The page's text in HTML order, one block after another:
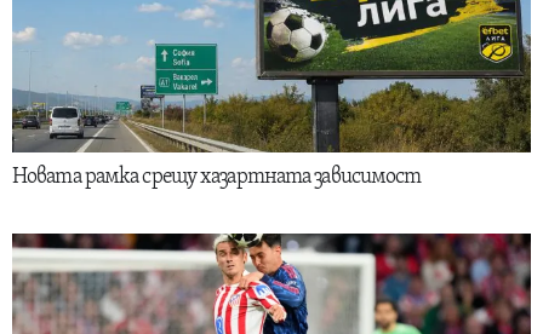
Новата рамка срещу хазартната зависимост